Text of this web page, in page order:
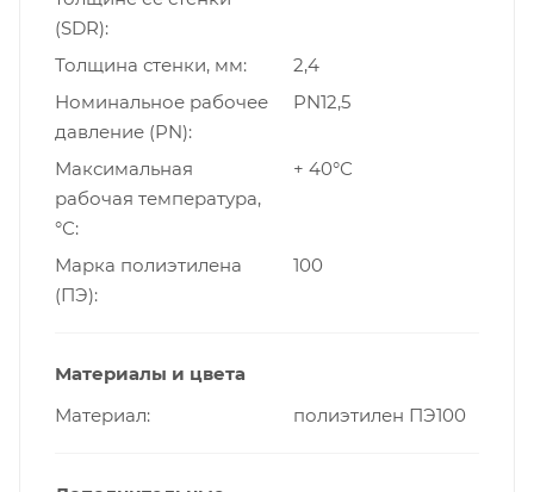
(SDR)
Толщина стенки, мм
2,4
Номинальное рабочее
давление (PN)
PN12,5
Максимальная
рабочая температура,
°С
+ 40°С
Марка полиэтилена
(ПЭ)
100
Материалы и цвета
Материал
полиэтилен ПЭ100